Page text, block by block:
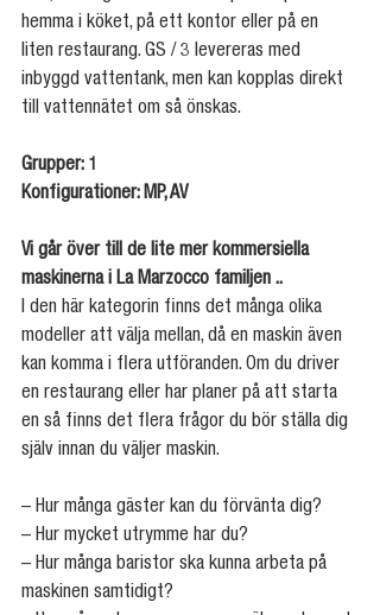
hemma i köket, på ett kontor eller på en
liten restaurang. GS / 3 levereras med
inbyggd vattentank, men kan kopplas direkt
till vattennätet om så önskas.
Grupper: 1
Konfigurationer: MP, AV
Vi går över till de lite mer kommersiella
maskinerna i La Marzocco familjen ..
I den här kategorin finns det många olika
modeller att välja mellan, då en maskin även
kan komma i flera utföranden. Om du driver
en restaurang eller har planer på att starta
en så finns det flera frågor du bör ställa dig
själv innan du väljer maskin.
– Hur många gäster kan du förvänta dig?
– Hur mycket utrymme har du?
– Hur många baristor ska kunna arbeta på
maskinen samtidigt?